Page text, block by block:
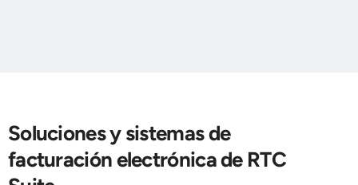
Soluciones y sistemas de
facturación electrónica de RTC